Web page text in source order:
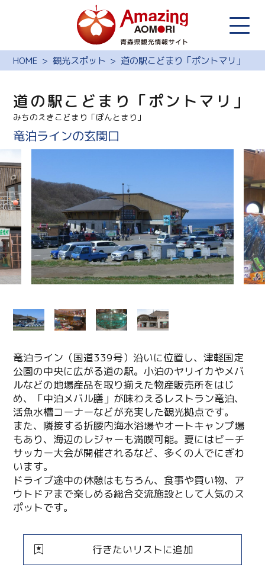
HOME 観光スポット 道の駅こどまり「ポントマリ」
道の駅こどまり「ポントマリ」
みちのえきこどまり「ぽんとまり」
竜泊ラインの玄関口
竜泊ライン（国道339号）沿いに位置し、津軽国定
公園の中央に広がる道の駅。小泊のヤリイカやメバ
ルなどの地場産品を取り揃えた物産販売所をはじ
め、「中泊メバル膳」が味わえるレストラン竜泊、
活魚水槽コーナーなどが充実した観光拠点です。
また、隣接する折腰内海水浴場やオートキャンプ場
もあり、海辺のレジャーも満喫可能。夏にはビーチ
サッカー大会が開催されるなど、多くの人でにぎわ
います。
ドライブ途中の休憩はもちろん、食事や買い物、ア
ウトドアまで楽しめる総合交流施設として人気のス
ポットです。
行きたいリストに追加